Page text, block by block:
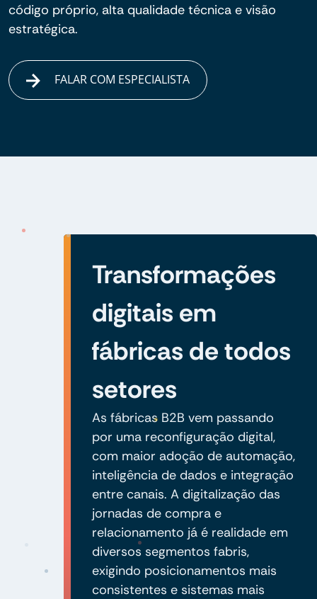
código próprio, alta qualidade técnica e visão
estratégica.
FALAR COM ESPECIALISTA
Transformações
digitais em
fábricas de todos
setores
As fábricas B2B vem passando
por uma reconfiguração digital,
com maior adoção de automação,
inteligência de dados e integração
entre canais. A digitalização das
jornadas de compra e
relacionamento já é realidade em
diversos segmentos fabris,
exigindo posicionamentos mais
consistentes e sistemas mais